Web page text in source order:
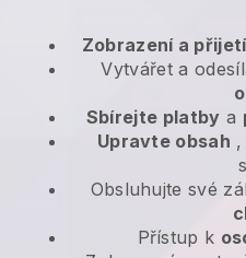
Zobrazení a
Vytvářet a
Sbírejte platby a
Upravte obsah
Obsluhujte své
Přístup k